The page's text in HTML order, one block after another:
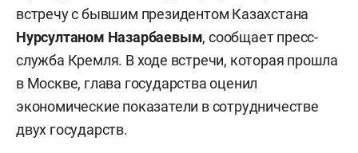
встречу с бывшим президентом Казахстана
Нурсултаном Назарбаевым, сообщает пресс-
служба Кремля. В ходе встречи, которая прошла
в Москве, глава государства оценил
экономические показатели в сотрудничестве
двух государств.